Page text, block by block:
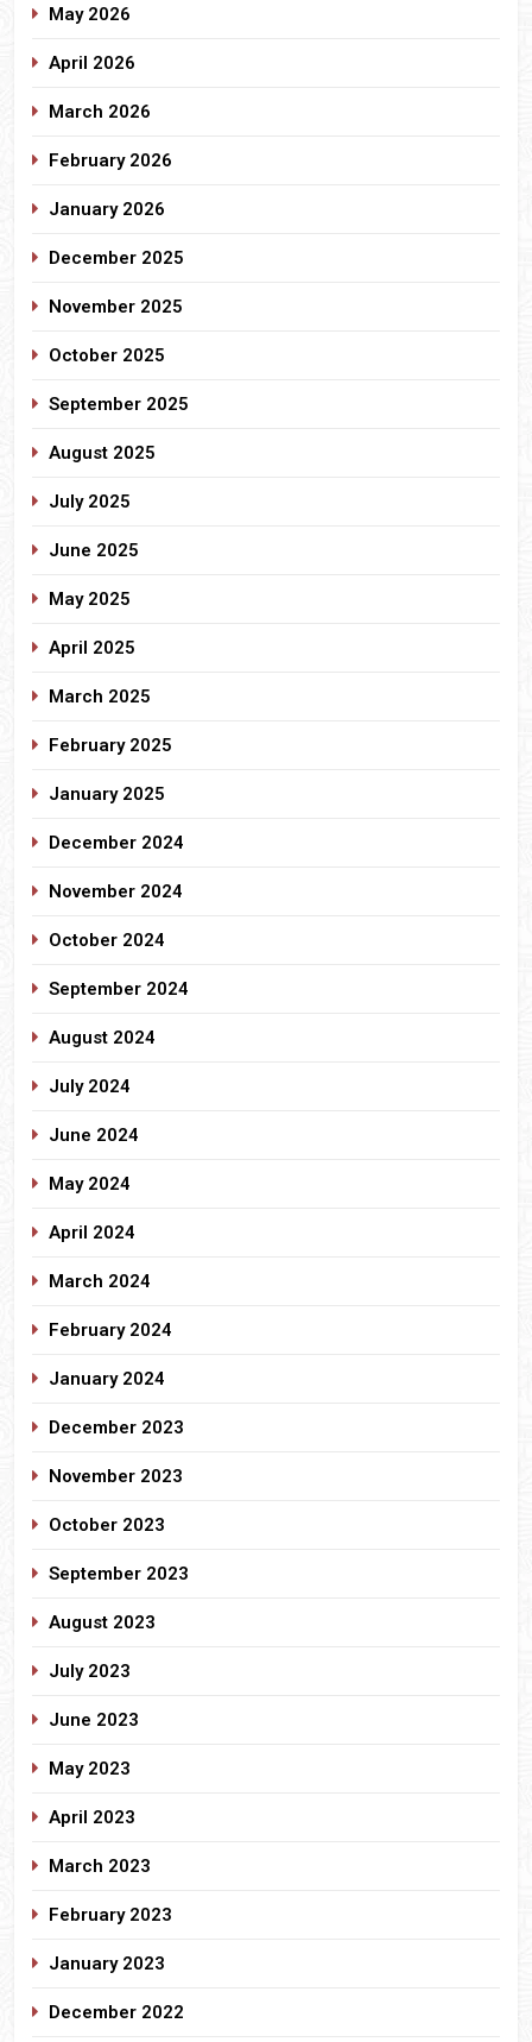
May 2026
April 2026
March 2026
February 2026
January 2026
December 2025
November 2025
October 2025
September 2025
August 2025
July 2025
June 2025
May 2025
April 2025
March 2025
February 2025
January 2025
December 2024
November 2024
October 2024
September 2024
August 2024
July 2024
June 2024
May 2024
April 2024
March 2024
February 2024
January 2024
December 2023
November 2023
October 2023
September 2023
August 2023
July 2023
June 2023
May 2023
April 2023
March 2023
February 2023
January 2023
December 2022